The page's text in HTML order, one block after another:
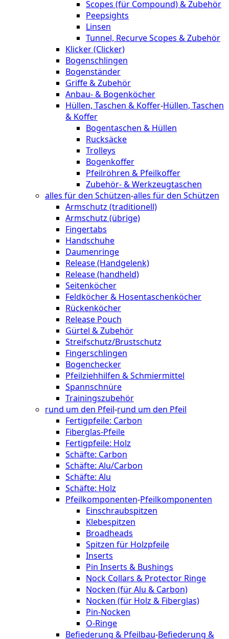
Scopes (für Compound) & Zubehör
Peepsights
Linsen
Tunnel, Recurve Scopes & Zubehör
Klicker (Clicker)
Bogenschlingen
Bogenständer
Griffe & Zubehör
Anbau- & Bogenköcher
Hüllen, Taschen & Koffer-Hüllen, Taschen
& Koffer
Bogentaschen & Hüllen
Rucksäcke
Trolleys
Bogenkoffer
Pfeilröhren & Pfeilkoffer
Zubehör- & Werkzeugtaschen
alles für den Schützen-alles für den Schützen
Armschutz (traditionell)
Armschutz (übrige)
Fingertabs
Handschuhe
Daumenringe
Release (Handgelenk)
Release (handheld)
Seitenköcher
Feldköcher & Hosentaschenköcher
Rückenköcher
Release Pouch
Gürtel & Zubehör
Streifschutz/Brustschutz
Fingerschlingen
Bogenchecker
Pfeilziehhilfen & Schmiermittel
Spannschnüre
Trainingszubehör
rund um den Pfeil-rund um den Pfeil
Fertigpfeile: Carbon
Fiberglas-Pfeile
Fertigpfeile: Holz
Schäfte: Carbon
Schäfte: Alu/Carbon
Schäfte: Alu
Schäfte: Holz
Pfeilkomponenten-Pfeilkomponenten
Einschraubspitzen
Klebespitzen
Broadheads
Spitzen für Holzpfeile
Inserts
Pin Inserts & Bushings
Nock Collars & Protector Ringe
Nocken (für Alu & Carbon)
Nocken (für Holz & Fiberglas)
Pin-Nocken
O-Ringe
Befiederung & Pfeilbau-Befiederung &